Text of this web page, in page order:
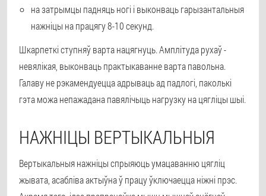
на затрымцы падняць ногі і выконваць гарызантальныя
нажніцы на працягу 8-10 секунд.
Шкарпеткі ступняў варта нацягнуць. Амплітуда рухаў -
невялікая, выконваць практыкаванне варта павольна.
Галаву не рэкамендуецца адрываць ад падлогі, паколькі
гэта можа непажадана павялічыць нагрузку на цягліцы шыі.
НАЖНІЦЫ ВЕРТЫКАЛЬНЫЯ
Вертыкальныя нажніцы спрыяюць умацаванню цягліц
жывата, асабліва актыўна ў працу ўключаецца ніжні прэс.